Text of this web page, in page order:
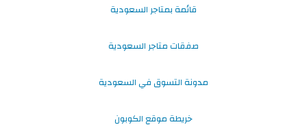
قائمة بمتاجر السعودية
صفقات متاجر السعودية
مدونة التسوق في السعودية
خريطة موقع الكوبون